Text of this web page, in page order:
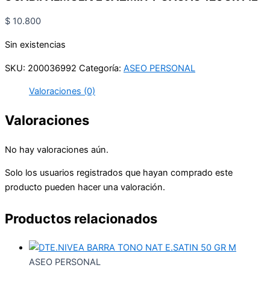
$ 10.800
Sin existencias
SKU: 200036992 Categoría: ASEO PERSONAL
Valoraciones (0)
Valoraciones
No hay valoraciones aún.
Solo los usuarios registrados que hayan comprado este
producto pueden hacer una valoración.
Productos relacionados
ASEO PERSONAL